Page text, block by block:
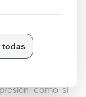
Complete
como si